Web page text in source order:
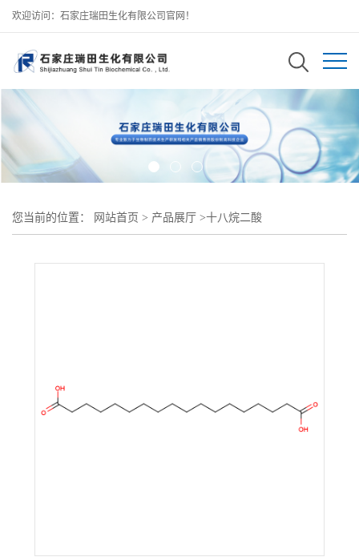
欢迎访问：石家庄瑞田生化有限公司官网！
您当前的位置： 网站首页 > 产品展厅 >十八烷二酸